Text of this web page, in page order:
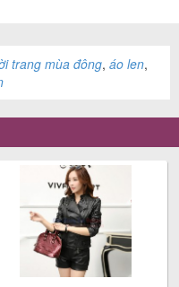
trang mùa đông, áo len,